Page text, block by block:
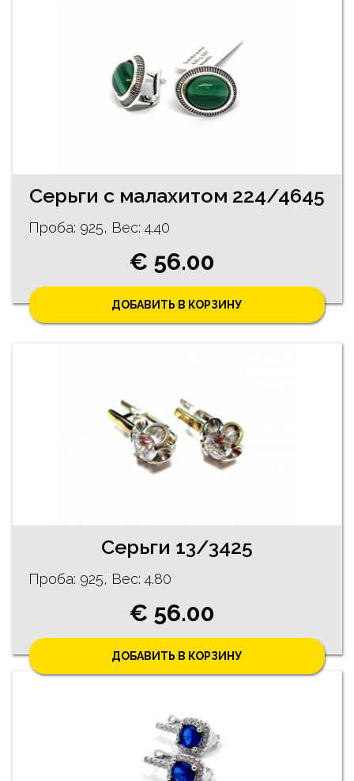
Cерьги с малахитом 224/4645
Проба: 925, Bес: 4.40
€ 56.00
ДОБАВИТЬ В КОРЗИНУ
Cерьги 13/3425
Проба: 925, Bес: 4.80
€ 56.00
ДОБАВИТЬ В КОРЗИНУ